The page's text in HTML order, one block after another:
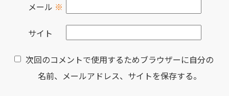
メール ※
サイト
次回のコメントで使用するためブラウザーに自分の
名前、メールアドレス、サイトを保存する。